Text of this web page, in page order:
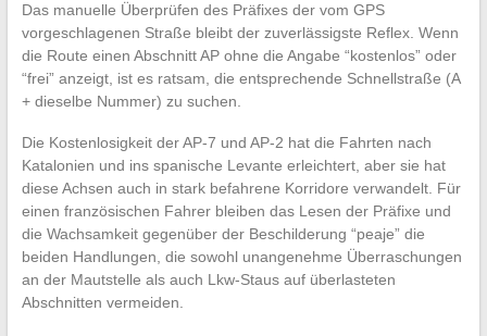
Das manuelle Überprüfen des Präfixes der vom GPS
vorgeschlagenen Straße bleibt der zuverlässigste Reflex. Wenn
die Route einen Abschnitt AP ohne die Angabe “kostenlos” oder
“frei” anzeigt, ist es ratsam, die entsprechende Schnellstraße (A
+ dieselbe Nummer) zu suchen.
Die Kostenlosigkeit der AP-7 und AP-2 hat die Fahrten nach
Katalonien und ins spanische Levante erleichtert, aber sie hat
diese Achsen auch in stark befahrene Korridore verwandelt. Für
einen französischen Fahrer bleiben das Lesen der Präfixe und
die Wachsamkeit gegenüber der Beschilderung “peaje” die
beiden Handlungen, die sowohl unangenehme Überraschungen
an der Mautstelle als auch Lkw-Staus auf überlasteten
Abschnitten vermeiden.